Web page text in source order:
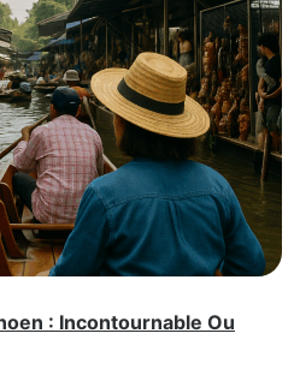
: Incontournable Ou